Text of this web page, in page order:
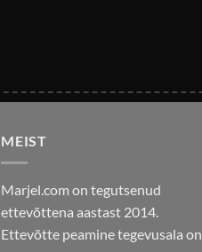
MEIST
Marjel.com on tegutsenud
ettevõttena aastast 2014.
Ettevõtte peamine tegevusala on